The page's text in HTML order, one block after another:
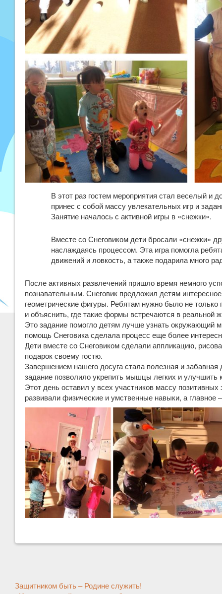
В этот раз гостем мероприятия стал веселый и
принес с собой массу увлекательных игр и
Занятие началось с активной игры в «снежки».
Вместе со Снеговиком дети бросали «снежки»
наслаждаясь процессом. Эта игра помогла
движений и ловкость, а также подарила много
После активных развлечений пришло время немного
познавательным. Снеговик предложил детям
геометрические фигуры. Ребятам нужно было не
и объяснить, где такие формы встречаются в реальной
Это задание помогло детям лучше узнать окружающий
помощь Снеговика сделала процесс еще более
Дети вместе со Снеговиком сделали аппликацию,
подарок своему гостю.
Завершением нашего досуга стала полезная и
задание позволило укрепить мышцы легких и улучшить
Этот день оставил у всех участников массу
развивали физические и умственные навыки, а
Другие
Защитником быть – Родине служить!